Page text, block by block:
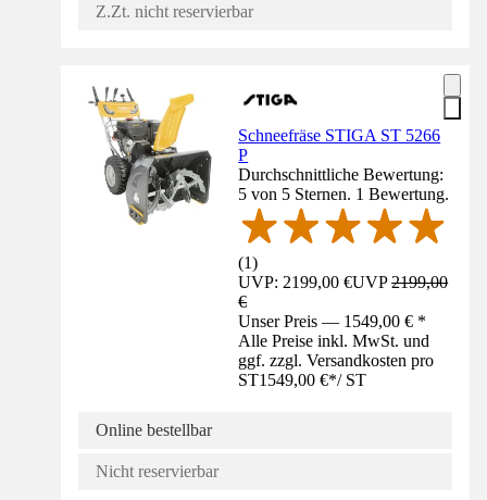
Z.Zt. nicht reservierbar
Schneefräse STIGA ST 5266
P
Durchschnittliche Bewertung:
5 von 5 Sternen. 1 Bewertung.
(1)
UVP: 2199,00 €UVP2199,00
€
Unser Preis — 1549,00 € *
Alle Preise inkl. MwSt. und
ggf. zzgl. Versandkosten pro
ST1549,00 €*/ ST
Online bestellbar
Nicht reservierbar